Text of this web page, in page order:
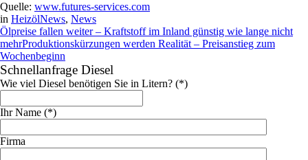
Quelle: www.futures-services.com
in HeizölNews, News
Ölpreise fallen weiter – Kraftstoff im Inland günstig wie lange nicht
mehrProduktionskürzungen werden Realität – Preisanstieg zum
Wochenbeginn
Schnellanfrage Diesel
Wie viel Diesel benötigen Sie in Litern? (*)
Ihr Name (*)
Firma